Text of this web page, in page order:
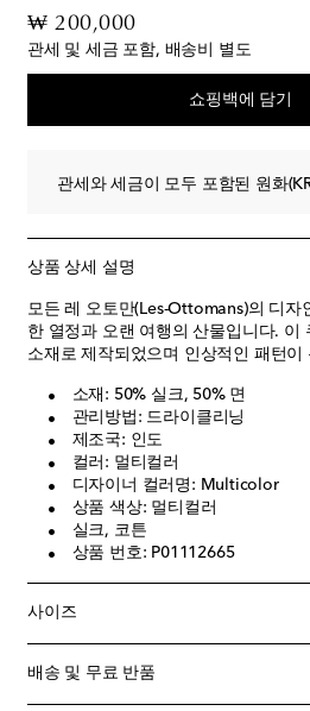
₩ 200,000original price
관세 및 세금 포함, 배송비 별도
쇼핑백에 담기
관세와 세금이 모두 포함된 원화
상품 상세 설명
모든 레 오토만(Les-Ottomans)의 디자
한 열정과 오랜 여행의 산물입니다. 이
소재로 제작되었으며 인상적인 패턴이
소재: 50% 실크, 50% 면
관리방법: 드라이클리닝
제조국: 인도
컬러: 멀티컬러
디자이너 컬러명: Multicolor
상품 색상: 멀티컬러
실크, 코튼
상품 번호: P01112665
사이즈
배송 및 무료 반품